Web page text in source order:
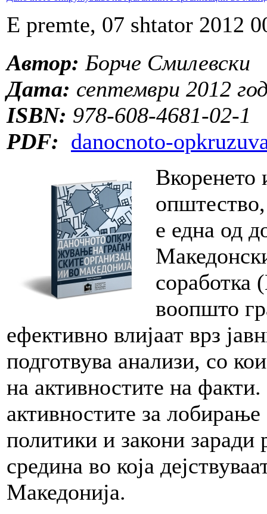
E premte, 07 shtator 2012
Автор: Борче Смилевски
Дата: септември 2012
ISBN: 978-608-4681-02-1
PDF: danocnoto-
Вкоренето
општество,
е една од
воопшто
ефективно влијаат врз
подготвува анализи, со
на активностите на
активностите за
политики и закони заради
средина во која
Македонија.